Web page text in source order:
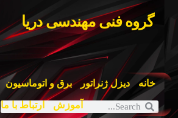
گروه فنی مهندسی دریا
خانه دیزل ژنراتور برق و اتوماسیون
آموزش ارتباط با ما